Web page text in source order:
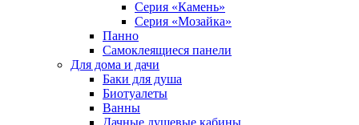
Серия «Камень»
Серия «Мозайка»
Панно
Самоклеящиеся панели
Для дома и дачи
Баки для душа
Биотуалеты
Ванны
Дачные душевые кабины